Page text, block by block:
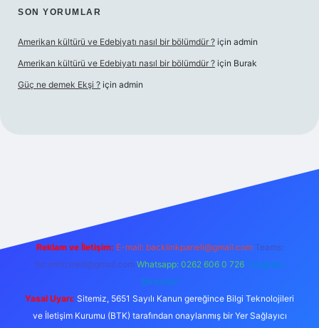
SON YORUMLAR
Amerikan kültürü ve Edebiyatı nasıl bir bölümdür ? için admin
Amerikan kültürü ve Edebiyatı nasıl bir bölümdür ? için Burak
Güç ne demek Ekşi ? için admin
Reklam ve İletişim: E-mail: backlinkpaneli@gmail.com Teams:
forumhizmeti@gmail.com Whatsapp: 0262 606 0 726 Telegram:
@karabul
Yasal Uyarı: Sitemiz, 5651 Sayılı Kanun gereğince Bilgi Teknolojileri
ve İletişim Kurumu (BTK) tarafından onaylanmış bir Yer Sağlayıcı